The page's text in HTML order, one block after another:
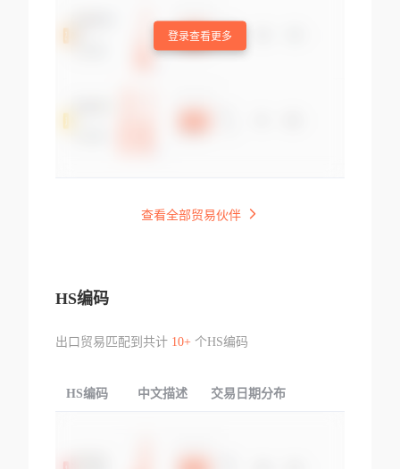
登录查看更多
查看全部贸易伙伴
HS编码
出口贸易匹配到共计 10+个HS编码
HS编码 中文描述 交易日期分布